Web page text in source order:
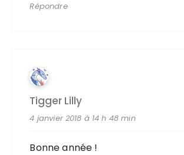
Répondre
Tigger Lilly
4 janvier 2018 à 14 h 48 min
Bonne année !